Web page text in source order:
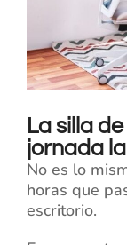
La silla
jornada
No es lo
horas que
escritorio.